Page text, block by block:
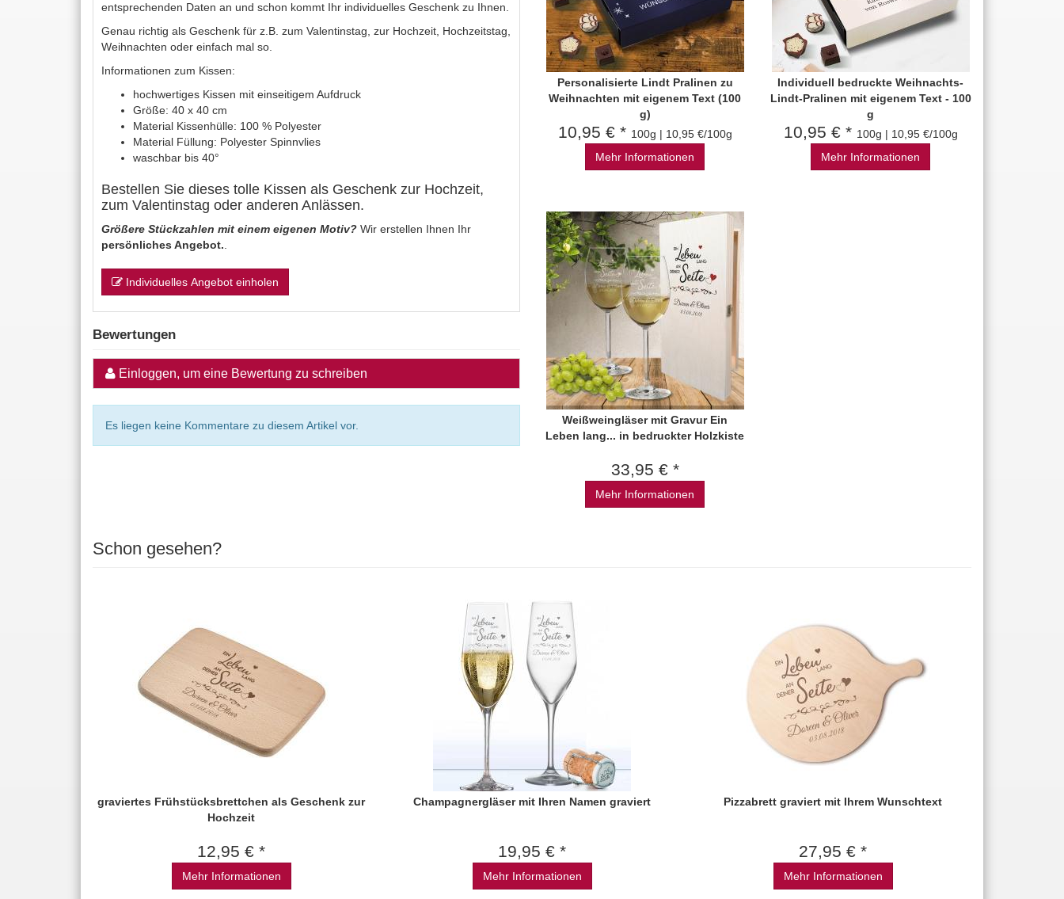
entsprechenden Daten an und schon kommt Ihr individuelles Geschenk zu Ihnen.
Genau richtig als Geschenk für z.B. zum Valentinstag, zur Hochzeit, Hochzeitstag,
Weihnachten oder einfach mal so.
Informationen zum Kissen:
hochwertiges Kissen mit einseitigem Aufdruck
Größe: 40 x 40 cm
Material Kissenhülle: 100 % Polyester
Material Füllung: Polyester Spinnvlies
waschbar bis 40°
Bestellen Sie dieses tolle Kissen als Geschenk zur Hochzeit,
zum Valentinstag oder anderen Anlässen.
Größere Stückzahlen mit einem eigenen Motiv? Wir erstellen Ihnen Ihr
persönliches Angebot.
Individuelles Angebot einholen
Bewertungen
Einloggen, um eine Bewertung zu schreiben
Es liegen keine Kommentare zu diesem Artikel vor.
Personalisierte Lindt Pralinen zu
Weihnachten mit eigenem Text (100
g)
10,95 € * 100g | 10,95 €/100g
Mehr Informationen
Individuell bedruckte Weihnachts-
Lindt-Pralinen mit eigenem Text - 100
g
10,95 € * 100g | 10,95 €/100g
Mehr Informationen
Weißweingläser mit Gravur Ein
Leben lang... in bedruckter Holzkiste
33,95 € *
Mehr Informationen
Schon gesehen?
graviertes Frühstücksbrettchen als Geschenk zur
Hochzeit
12,95 € *
Mehr Informationen
Champagnergläser mit Ihren Namen graviert
19,95 € *
Mehr Informationen
Pizzabrett graviert mit Ihrem Wunschtext
27,95 € *
Mehr Informationen